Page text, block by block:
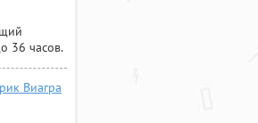
36 часов.
Виагра